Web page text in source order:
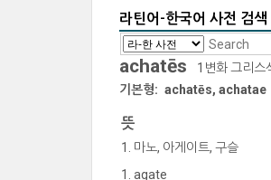
라틴어-한국어 사전 검색
achatēs 1변화 그리스
기본형: achatēs, achatae
뜻
마노, 아게이트, 구슬
agate